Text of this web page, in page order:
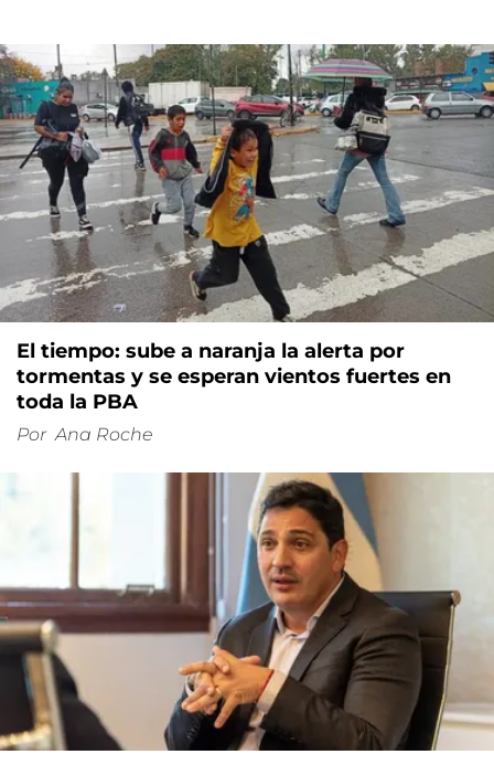
El tiempo: sube a naranja la alerta por
tormentas y se esperan vientos fuertes en
toda la PBA
Por Ana Roche